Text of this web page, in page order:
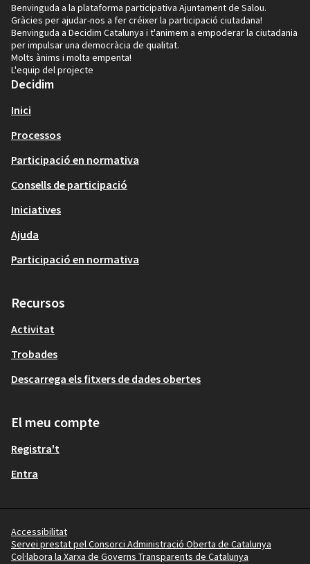
Benvinguda a la plataforma participativa Ajuntament de Salou.
Gràcies per ajudar-nos a fer créixer la participació ciutadana!
Benvinguda a Decidim Catalunya i t'animem a empoderar la ciutadania
per impulsar una democràcia de qualitat.
Molts ànims i molta empenta!
L'equip del projecte
Decidim
Inici
Processos
Participació en normativa
Consells de participació
Iniciatives
Ajuda
Participació en normativa
Recursos
Activitat
Trobades
Descarrega els fitxers de dades obertes
El meu compte
Registra't
Entra
Accessibilitat
Servei prestat pel Consorci Administració Oberta de Catalunya
Col·labora la Xarxa de Governs Transparents de Catalunya